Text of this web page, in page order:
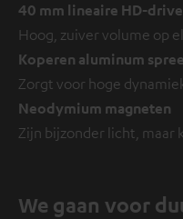
40 mm lineaire HD-
Hoog, zuiver volume op
Koperen aluminum
Zorgt voor hoge
Neodymium magneten
Zijn bijzonder licht, maar
We gaan voor